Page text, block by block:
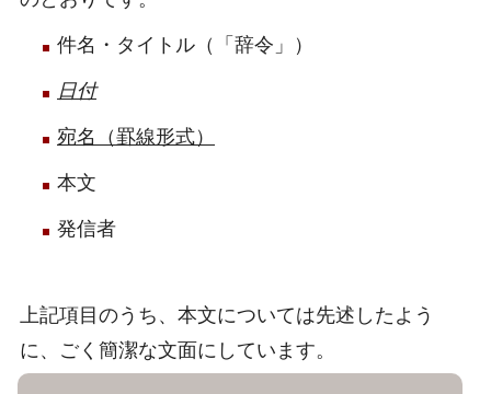
件名・タイトル（「辞令」）
日付
宛名（罫線形式）
本文
発信者
上記項目のうち、本文については先述したよう
に、ごく簡潔な文面にしています。